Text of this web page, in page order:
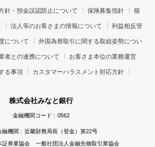
場合等、適切な業務の遂行に必要な
提供するため
ら個人情報の処理の全部または一部
針・預金誤認防止について 保険募集指針 個
法人等のお客さまの情報について 利益相反管
について 外国為替取引に関する取組姿勢につい
者との連携について お客さま本位の業務運営
る事項 カスタマーハラスメント対応方針
株式会社みなと銀行
金融機関コード : 0562
融機関 : 近畿財務局長（登金）第22号
証券業協会 一般社団法人金融先物取引業協会